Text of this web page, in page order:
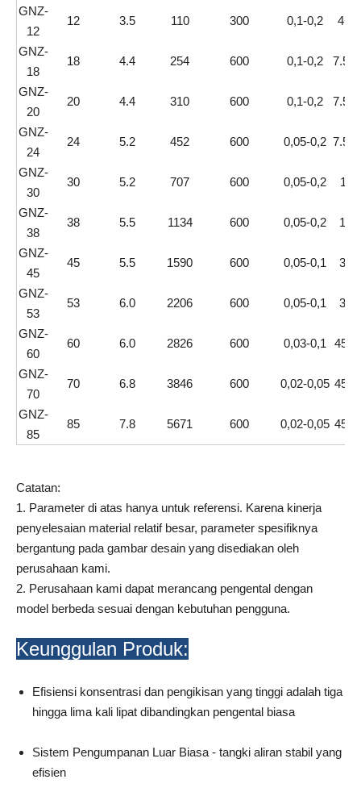
GNZ-
12
12 3.5 110 300 0,1-0,2
GNZ-
18
18 4.4 254 600 0,1-0,2
GNZ-
20
20 4.4 310 600 0,1-0,2
GNZ-
24
24 5.2 452 600 0,05-0,2
GNZ-
30
30 5.2 707 600 0,05-0,2
GNZ-
38
38 5.5 1134 600 0,05-0,2
GNZ-
45
45 5.5 1590 600 0,05-0,1
GNZ-
53
53 6.0 2206 600 0,05-0,1
GNZ-
60
60 6.0 2826 600 0,03-0,1
GNZ-
70
70 6.8 3846 600 0,02-0,05
GNZ-
85
85 7.8 5671 600 0,02-0,05
Catatan:
1. Parameter di atas hanya untuk referensi. Karena kinerja
penyelesaian material relatif besar, parameter spesifiknya
bergantung pada gambar desain yang disediakan oleh
perusahaan kami.
2. Perusahaan kami dapat merancang pengental dengan
model berbeda sesuai dengan kebutuhan pengguna.
Keunggulan Produk:
Efisiensi konsentrasi dan pengikisan yang tinggi adalah tiga
hingga lima kali lipat dibandingkan pengental biasa
Sistem Pengumpanan Luar Biasa - tangki aliran stabil yang
efisien